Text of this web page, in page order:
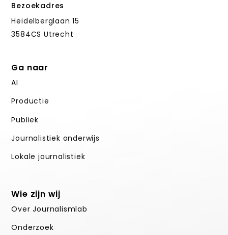
Bezoekadres
Heidelberglaan 15
3584CS Utrecht
Ga naar
AI
Productie
Publiek
Journalistiek onderwijs
Lokale journalistiek
Wie zijn wij
Over Journalismlab
Onderzoek